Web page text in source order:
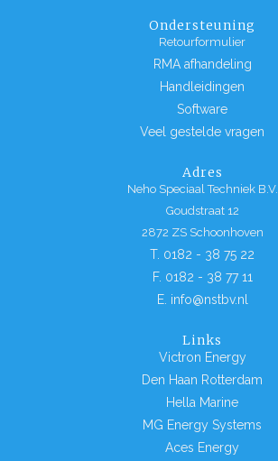
Ondersteuning
Retourformulier
RMA afhandeling
Handleidingen
Software
Veel gestelde vragen
Adres
Neho Speciaal Techniek B.V.
Goudstraat 12
2872 ZS Schoonhoven
T. 0182 - 38 75 22
F. 0182 - 38 77 11
E. info@nstbv.nl
Links
Victron Energy
Den Haan Rotterdam
Hella Marine
MG Energy Systems
Aces Energy